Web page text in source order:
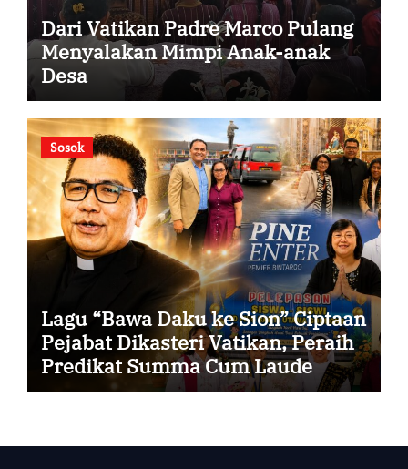
Dari Vatikan Padre Marco Pulang
Menyalakan Mimpi Anak-anak
Desa
Sosok
Lagu “Bawa Daku ke Sion” Ciptaan
Pejabat Dikasteri Vatikan, Peraih
Predikat Summa Cum Laude